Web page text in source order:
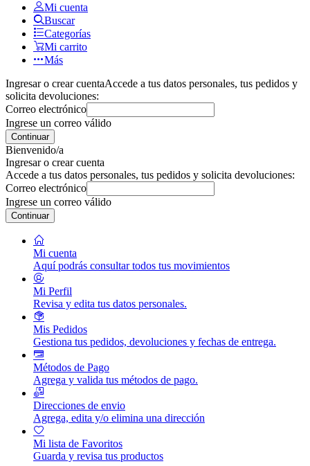
Mi cuenta
Buscar
Categorías
Mi carrito
Más
Ingresar o crear cuentaAccede a tus datos personales, tus pedidos y
solicita devoluciones:
Correo electrónico
Ingrese un correo válido
Continuar
Bienvenido/a
Ingresar o crear cuenta
Accede a tus datos personales, tus pedidos y solicita devoluciones:
Correo electrónico
Ingrese un correo válido
Continuar
Mi cuenta
Aquí podrás consultar todos tus movimientos
Mi Perfil
Revisa y edita tus datos personales.
Mis Pedidos
Gestiona tus pedidos, devoluciones y fechas de entrega.
Métodos de Pago
Agrega y valida tus métodos de pago.
Direcciones de envio
Agrega, edita y/o elimina una dirección
Mi lista de Favoritos
Guarda y revisa tus productos